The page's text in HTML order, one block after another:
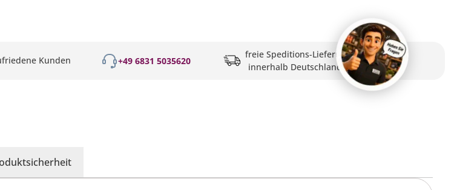
Kunden +49 6831 5035620
freie Speditions-Lieferung
innerhalb Deutschlands